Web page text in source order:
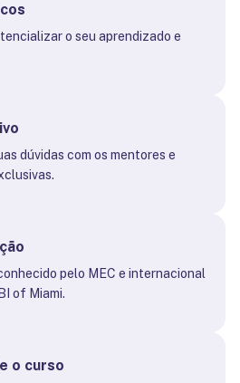
o seu aprendizado e
dúvidas com os mentores e
pelo MEC e internacional
of Miami.
o curso